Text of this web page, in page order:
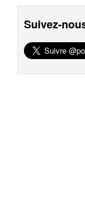
Suivez-